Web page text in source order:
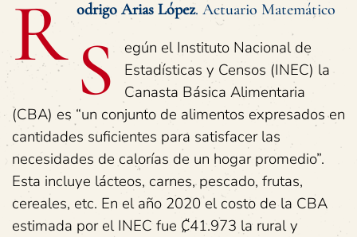
R odrigo Arias López. Actuario Matemático
S
egún el Instituto Nacional de
Estadísticas y Censos (INEC) la
Canasta Básica Alimentaria
(CBA) es “un conjunto de alimentos expresados en
cantidades suficientes para satisfacer las
necesidades de calorías de un hogar promedio”.
Esta incluye lácteos, carnes, pescado, frutas,
cereales, etc. En el año 2020 el costo de la CBA
estimada por el INEC fue ₡41.973 la rural y